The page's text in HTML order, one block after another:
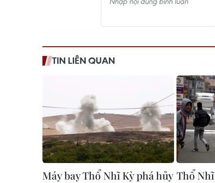
TIN LIÊN QUAN
Máy bay Thổ Nhĩ Kỳ phá hủy Thổ